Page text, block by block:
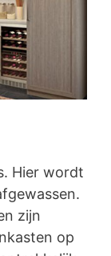
Hier wordt
zijn
op